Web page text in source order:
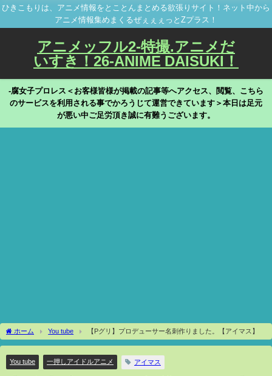
ひきこもりは、アニメ情報をとことんまとめる欲張りサイト！ネット中から
アニメ情報集めまくるぜぇぇぇっとZプラス！
アニメッフル2-特撮.アニメだ
いすき！26-ANIME DAISUKI！
-腐女子プロレス＜お客様皆様が掲載の記事等へアクセス、閲覧、こちら
のサービスを利用される事でかろうじて運営できています＞本日は足元
が悪い中ご足労頂き誠に有難うございます。
ホーム You tube 【Pグリ】プロデューサー名刺作りました。【アイマス】
You tube 一押しアイドルアニメ アイマス